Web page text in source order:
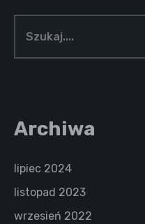
Archiwa
lipiec 2024
listopad 2023
wrzesień 2022